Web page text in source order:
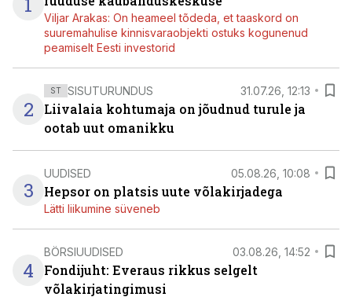
Viljar Arakas: On heameel tõdeda, et taaskord on
suuremahulise kinnisvaraobjekti ostuks kogunenud
peamiselt Eesti investorid
2
ST SISUTURUNDUS 31.07.26, 12:13
Liivalaia kohtumaja on jõudnud turule ja
ootab uut omanikku
3
UUDISED 05.08.26, 10:08
Hepsor on platsis uute võlakirjadega
Lätti liikumine süveneb
4
BÖRSIUUDISED 03.08.26, 14:52
Fondijuht: Everaus rikkus selgelt
võlakirjatingimusi